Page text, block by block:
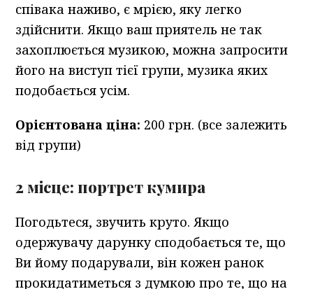
співака наживо, є мрією, яку легко
здійснити. Якщо ваш приятель не так
захоплюється музикою, можна запросити
його на виступ тієї групи, музика яких
подобається усім.
Орієнтована ціна: 200 грн. (все залежить
від групи)
2 місце: портрет кумира
Погодьтеся, звучить круто. Якщо
одержувачу дарунку сподобається те, що
Ви йому подарували, він кожен ранок
прокидатиметься з думкою про те, що на